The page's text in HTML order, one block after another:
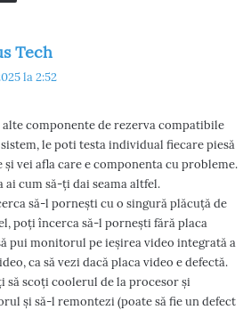
Tech
e
:
la 2:52
alte componente de rezerva compatibile
le poti testa individual fiecare piesă
și vei afla care e componenta cu probleme.
ai cum să-ți dai seama altfel.
să-l pornești cu o singură plăcuță de
poți încerca să-l pornești fără placa
pui monitorul pe ieșirea video integrată a
ca să vezi dacă placa video e defectă.
să scoți coolerul de la procesor și
și să-l remontezi (poate să fie un defect